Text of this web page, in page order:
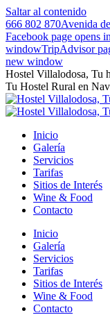
Saltar al contenido
666 802 870Avenida
Facebook page opens
windowTripAdvisor
new window
Hostel Villalodosa, Tu
Tu Hostel Rural en
Inicio
Galería
Servicios
Tarifas
Sitios de Interés
Wine & Food
Contacto
Inicio
Galería
Servicios
Tarifas
Sitios de Interés
Wine & Food
Contacto